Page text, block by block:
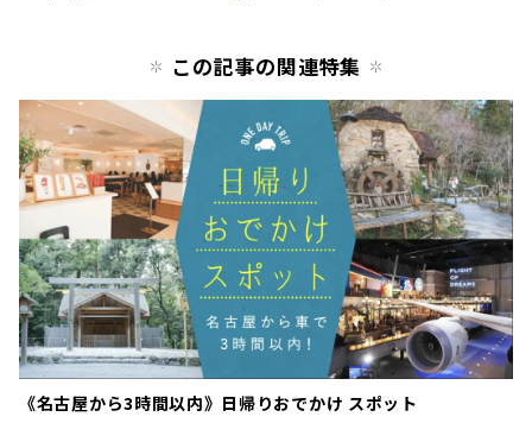
この記事の関連特集
《名古屋から3時間以内》日帰りおでかけ スポット